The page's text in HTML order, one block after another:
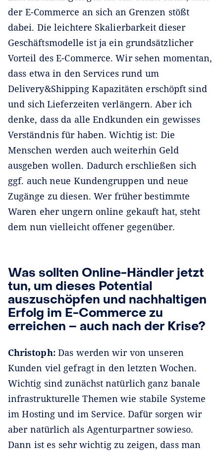
der E-Commerce an sich an Grenzen stößt
dabei. Die leichtere Skalierbarkeit dieser
Geschäftsmodelle ist ja ein grundsätzlicher
Vorteil des E-Commerce. Wir sehen momentan,
dass etwa in den Services rund um
Delivery&Shipping Kapazitäten erschöpft sind
und sich Lieferzeiten verlängern. Aber ich
denke, dass da alle Endkunden ein gewisses
Verständnis für haben. Wichtig ist: Die
Menschen werden auch weiterhin Geld
ausgeben wollen. Dadurch erschließen sich
ggf. auch neue Kundengruppen und neue
Zugänge zu diesen. Wer früher bestimmte
Waren eher ungern online gekauft hat, steht
dem nun vielleicht offener gegenüber.
Was sollten Online-Händler jetzt
tun, um dieses Potential
auszuschöpfen und nachhaltigen
Erfolg im E-Commerce zu
erreichen – auch nach der Krise?
Christoph: Das werden wir von unseren
Kunden viel gefragt in den letzten Wochen.
Wichtig sind zunächst natürlich ganz banale
infrastrukturelle Themen wie stabile Systeme
im Hosting und im Service. Dafür sorgen wir
aber natürlich als Agenturpartner sowieso.
Dann ist es sehr wichtig zu zeigen, dass man